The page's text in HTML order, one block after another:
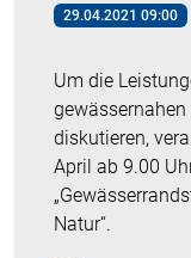
29.04.2021 09:00
Um die
diskutieren,
April ab 9.00
Natur“.